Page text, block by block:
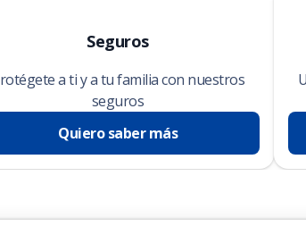
Seguros
a ti y a tu familia con nuestros
seguros
Quiero saber más